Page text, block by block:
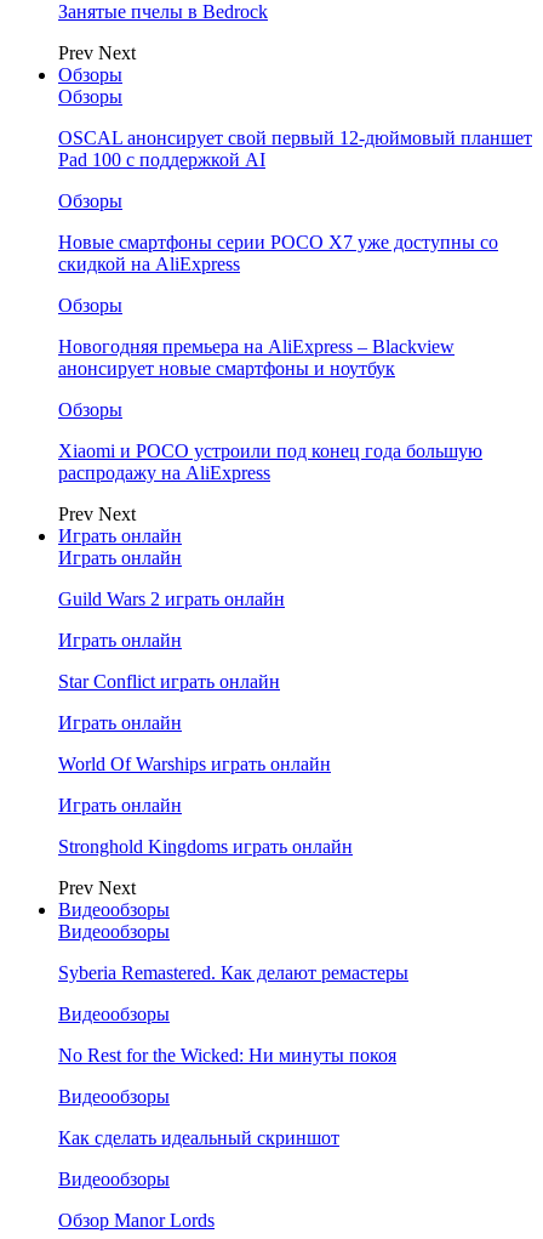
Занятые пчелы в Bedrock
Prev Next
Обзоры
Обзоры
OSCAL анонсирует свой первый 12-дюймовый планшет
Pad 100 с поддержкой AI
Обзоры
Новые смартфоны серии POCO X7 уже доступны со
скидкой на AliExpress
Обзоры
Новогодняя премьера на AliExpress – Blackview
анонсирует новые смартфоны и ноутбук
Обзоры
Xiaomi и POCO устроили под конец года большую
распродажу на AliExpress
Prev Next
Играть онлайн
Играть онлайн
Guild Wars 2 играть онлайн
Играть онлайн
Star Conflict играть онлайн
Играть онлайн
World Of Warships играть онлайн
Играть онлайн
Stronghold Kingdoms играть онлайн
Prev Next
Видеообзоры
Видеообзоры
Syberia Remastered. Как делают ремастеры
Видеообзоры
No Rest for the Wicked: Ни минуты покоя
Видеообзоры
Как сделать идеальный скриншот
Видеообзоры
Обзор Manor Lords